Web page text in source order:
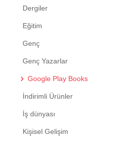
Dergiler
Eğitim
Genç
Genç Yazarlar
Google Play Books
İndirimli Ürünler
İş dünyası
Kişisel Gelişim